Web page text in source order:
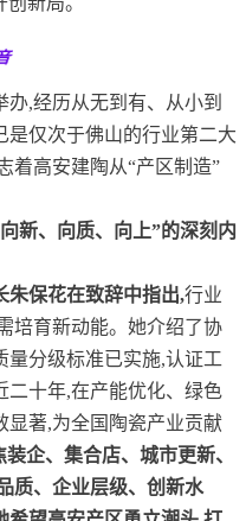
办,经历从无到有、从小到
是仅次于佛山的行业第二大
着高安建陶从“产区制造”
新、向质、向上”的深刻内
朱保花在致辞中指出,行业
培育新动能。她介绍了协
量分级标准已实施,认证工
二十年,在产能优化、绿色
显著,为全国陶瓷产业贡献
企、集合店、城市更新、
质、企业层级、创新水